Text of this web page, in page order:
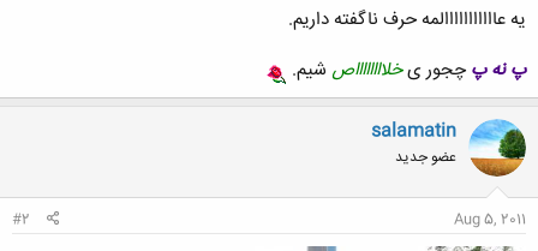
یه عااااااااااالمه حرف ناگفته داریم.
پ نه پ چجور یخلااااااااص شیم.
salamatin
عضو جدید
Aug 5, 2011
#2